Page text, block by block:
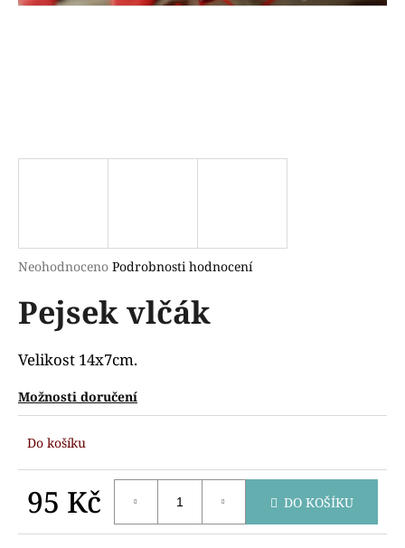
Průměrné
produktu
je
z
5
Neohodnoceno Podrobnosti hodnocení
Pejsek vlčák
Velikost 14x7cm.
Možnosti doručení
Do košíku
95 Kč DO KOŠÍKU
o
p
o
r
u
č
e
m